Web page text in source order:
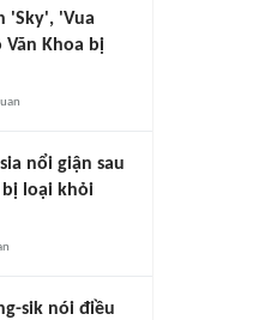
'Sky', 'Vua
Văn Khoa bị
nổi giận sau
loại khỏi
sik nói điều